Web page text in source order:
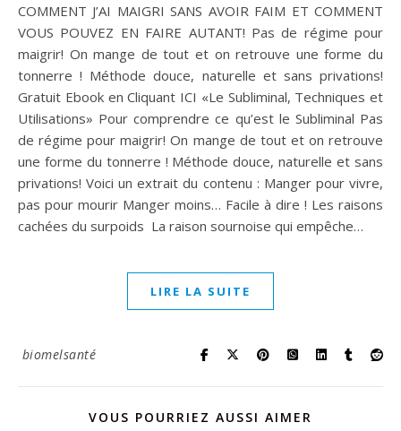
COMMENT J’AI MAIGRI SANS AVOIR FAIM ET COMMENT
VOUS POUVEZ EN FAIRE AUTANT! Pas de régime pour
maigrir! On mange de tout et on retrouve une forme du
tonnerre ! Méthode douce, naturelle et sans privations!
Gratuit Ebook en Cliquant ICI «Le Subliminal, Techniques et
Utilisations» Pour comprendre ce qu’est le Subliminal Pas
de régime pour maigrir! On mange de tout et on retrouve
une forme du tonnerre ! Méthode douce, naturelle et sans
privations! Voici un extrait du contenu : Manger pour vivre,
pas pour mourir Manger moins… Facile à dire ! Les raisons
cachées du surpoids La raison sournoise qui empêche…
LIRE LA SUITE
biomelsanté
VOUS POURRIEZ AUSSI AIMER